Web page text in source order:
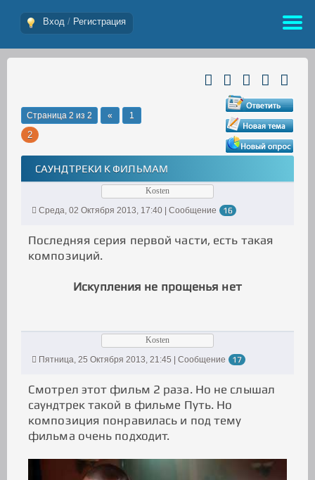
Вход / Регистрация
Страница 2 из 2 « 1
2
САУНДТРЕКИ К ФИЛЬМАМ
Kosten
Среда, 02 Октября 2013, 17:40 | Сообщение
16
Последняя серия первой части, есть такая
композиций.
Искупления не прощенья нет
Kosten
Пятница, 25 Октября 2013, 21:45 | Сообщение
17
Смотрел этот фильм 2 раза. Но не слышал
саундтрек такой в фильме Путь. Но
композиция понравилась и под тему
фильма очень подходит.